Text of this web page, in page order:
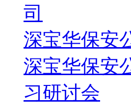
司
深宝华保安
深宝华保安
习研讨会